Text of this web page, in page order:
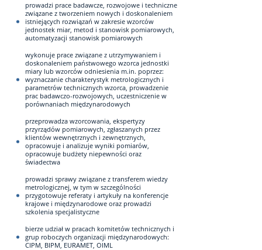
prowadzi prace badawcze, rozwojowe i techniczne
związane z tworzeniem nowych i doskonaleniem
istniejących rozwiązań w zakresie wzorców
jednostek miar, metod i stanowisk pomiarowych,
automatyzacji stanowisk pomiarowych
wykonuje prace związane z utrzymywaniem i
doskonaleniem państwowego wzorca jednostki
miary lub wzorców odniesienia m.in. poprzez:
wyznaczanie charakterystyk metrologicznych i
parametrów technicznych wzorca, prowadzenie
prac badawczo-rozwojowych, uczestniczenie w
porównaniach międzynarodowych
przeprowadza wzorcowania, ekspertyzy
przyrządów pomiarowych, zgłaszanych przez
klientów wewnętrznych i zewnętrznych,
opracowuje i analizuje wyniki pomiarów,
opracowuje budżety niepewności oraz
świadectwa
prowadzi sprawy związane z transferem wiedzy
metrologicznej, w tym w szczególności
przygotowuje referaty i artykuły na konferencje
krajowe i międzynarodowe oraz prowadzi
szkolenia specjalistyczne
bierze udział w pracach komitetów technicznych i
grup roboczych organizacji międzynarodowych:
CIPM, BIPM, EURAMET, OIML